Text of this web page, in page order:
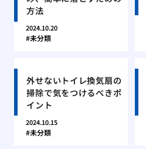
方法
2024.10.20
未分類
外せないトイレ換気扇の
掃除で気をつけるべきポ
イント
2024.10.15
未分類